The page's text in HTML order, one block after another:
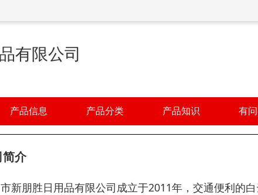
有限公司
产品信息 产品分类 产品知识 有
介
新朋胜日用品有限公司成立于2011年，交通便利的